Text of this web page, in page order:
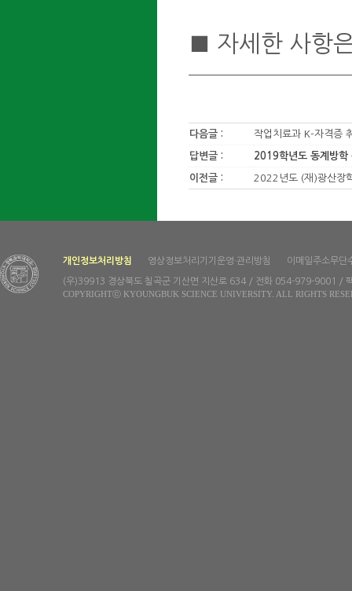
■ 자세한 사항
다음글 : 작업치료과 K-자격증
답변글 : 2019학년도 동계방학
이전글 : 2022년도 (재)광산장
개인정보처리방침 영상정보처리기기운영·관리방침 이메일주소무단
(우)39913 경상북도 칠곡군 기산면 지산로 634 / 전화 054-979-9001 /
COPYRIGHTⓒ KYOUNGBUK SCIENCE UNIVERSITY. ALL RIGHTS